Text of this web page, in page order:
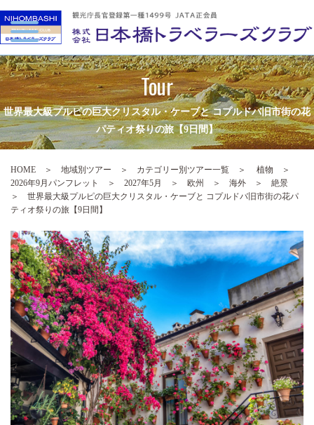
Tour
世界最大級プルピの巨大クリスタル・ケーブと コプルドバ旧市街の花
パティオ祭りの旅【9日間】
HOME＞ 地域別ツアー ＞ カテゴリー別ツアー一覧＞ 植物 ＞
2026年9月パンフレット
＞ 2027年5月 ＞ 欧州 ＞ 海外＞ 絶景
＞ 世界最大級プルピの巨大クリスタル・ケーブと コプルドバ旧市街の花パ
ティオ祭りの旅【9日間】